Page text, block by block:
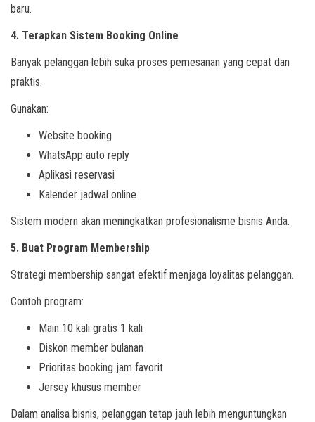
baru.
4. Terapkan Sistem Booking Online
Banyak pelanggan lebih suka proses pemesanan yang cepat dan
praktis.
Gunakan:
Website booking
WhatsApp auto reply
Aplikasi reservasi
Kalender jadwal online
Sistem modern akan meningkatkan profesionalisme bisnis Anda.
5. Buat Program Membership
Strategi membership sangat efektif menjaga loyalitas pelanggan.
Contoh program:
Main 10 kali gratis 1 kali
Diskon member bulanan
Prioritas booking jam favorit
Jersey khusus member
Dalam analisa bisnis, pelanggan tetap jauh lebih menguntungkan